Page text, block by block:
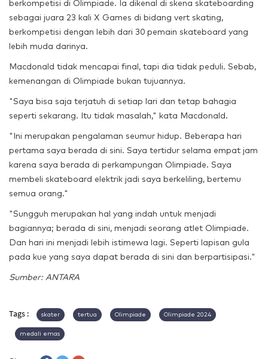
berkompetisi di Olimpiade. Ia dikenal di skena skateboarding
sebagai juara 23 kali X Games di bidang vert skating,
berkompetisi dengan lebih dari 30 pemain skateboard yang
lebih muda darinya.
Macdonald tidak mencapai final, tapi dia tidak peduli. Sebab,
kemenangan di Olimpiade bukan tujuannya.
"Saya bisa saja terjatuh di setiap lari dan tetap bahagia
seperti sekarang. Itu tidak masalah," kata Macdonald.
"Ini merupakan pengalaman seumur hidup. Beberapa hari
pertama saya berada di sini. Saya tertidur selama empat jam
karena saya berada di perkampungan Olimpiade. Saya
membeli skateboard elektrik jadi saya berkeliling, bertemu
semua orang."
"Sungguh merupakan hal yang indah untuk menjadi
bagiannya; berada di sini, menjadi seorang atlet Olimpiade.
Dan hari ini menjadi lebih istimewa lagi. Seperti lapisan gula
pada kue yang saya dapat berada di sini dan berpartisipasi."
Sumber: ANTARA
Tags : skater tertua Olimpiade Olimpiade 2024
medali emas